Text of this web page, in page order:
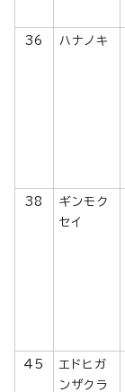
36 ハナノキ
38
ギンモク
セイ
45
エドヒガ
ンザクラ